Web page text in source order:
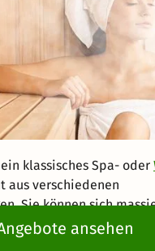
ansehen
klassisches Spa- oder
aus verschiedenen
Sie können sich
oder im Dampfbad
Vielfach werden in den